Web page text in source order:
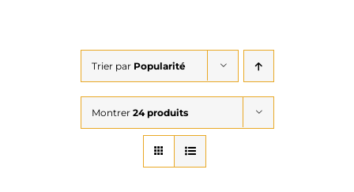
Trier par Popularité
Montrer 24 produits